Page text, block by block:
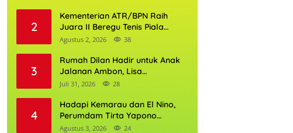
2
Kementerian ATR/BPN Raih
Juara II Beregu Tenis Piala
Gubernur DKI Jakarta 2026
Agustus 2, 2026 38
3
Rumah Dilan Hadir untuk Anak
Jalanan Ambon, Lisa
Wattimena: Tak Ada Anak yang
Depannya
Juli 31, 2026 28
4
Hadapi Kemarau dan El Nino,
Perumdam Tirta Yapono
Perkuat Cadangan Air Ambon
Agustus 3, 2026 24